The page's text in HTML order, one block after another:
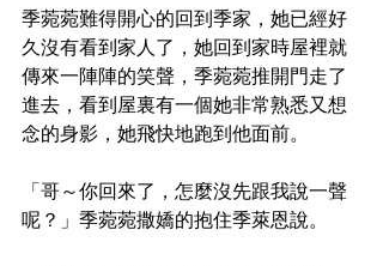
季菀菀難得開心的回到季家，她已經好
久沒有看到家人了，她回到家時屋裡就
傳來一陣陣的笑聲，季菀菀推開門走了
進去，看到屋裏有一個她非常熟悉又想
念的身影，她飛快地跑到他面前。
「哥～你回來了，怎麼沒先跟我說一聲
呢？」季菀菀撒嬌的抱住季萊恩說。